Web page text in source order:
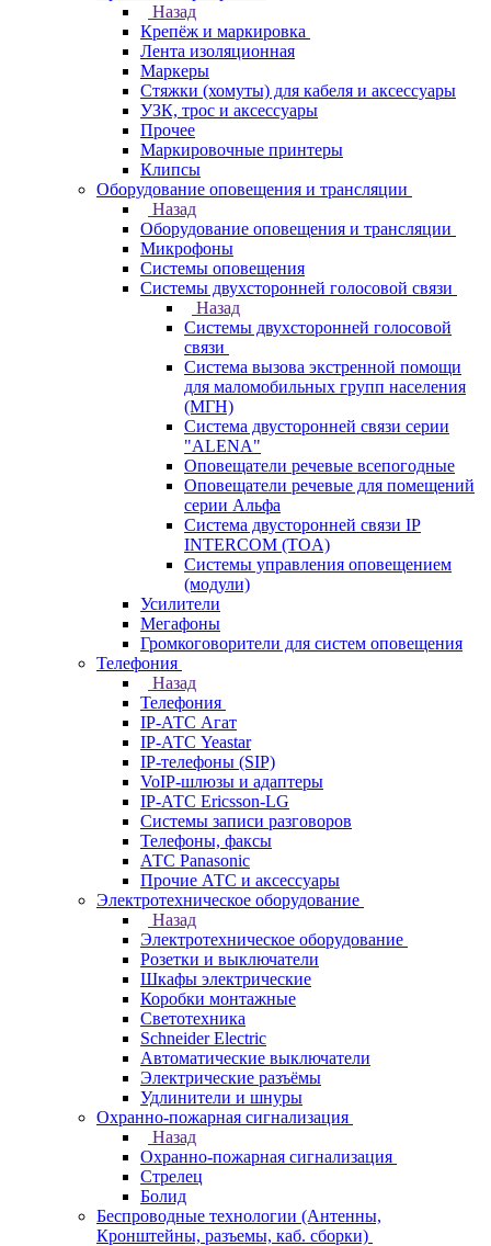
Назад
Крепёж и маркировка
Лента изоляционная
Маркеры
Стяжки (хомуты) для кабеля и аксессуары
УЗК, трос и аксессуары
Прочее
Маркировочные принтеры
Клипсы
Оборудование оповещения и трансляции
Назад
Оборудование оповещения и трансляции
Микрофоны
Системы оповещения
Системы двухсторонней голосовой связи
Назад
Системы двухсторонней голосовой
связи
Система вызова экстренной помощи
для маломобильных групп населения
(МГН)
Система двусторонней связи серии
"ALENA"
Оповещатели речевые всепогодные
Оповещатели речевые для помещений
серии Альфа
Система двусторонней связи IP
INTERCOM (TOA)
Системы управления оповещением
(модули)
Усилители
Мегафоны
Громкоговорители для систем оповещения
Телефония
Назад
Телефония
IP-АТС Агат
IP-АТС Yeastar
IP-телефоны (SIP)
VoIP-шлюзы и адаптеры
IP-АТС Ericsson-LG
Системы записи разговоров
Телефоны, факсы
АТС Panasonic
Прочие АТС и аксессуары
Электротехническое оборудование
Назад
Электротехническое оборудование
Розетки и выключатели
Шкафы электрические
Коробки монтажные
Светотехника
Schneider Electric
Автоматические выключатели
Электрические разъёмы
Удлинители и шнуры
Охранно-пожарная сигнализация
Назад
Охранно-пожарная сигнализация
Стрелец
Болид
Беспроводные технологии (Антенны,
Кронштейны, разъемы, каб. сборки)